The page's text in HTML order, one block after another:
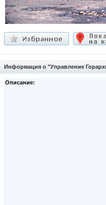
Информация о "Управление
Описание: